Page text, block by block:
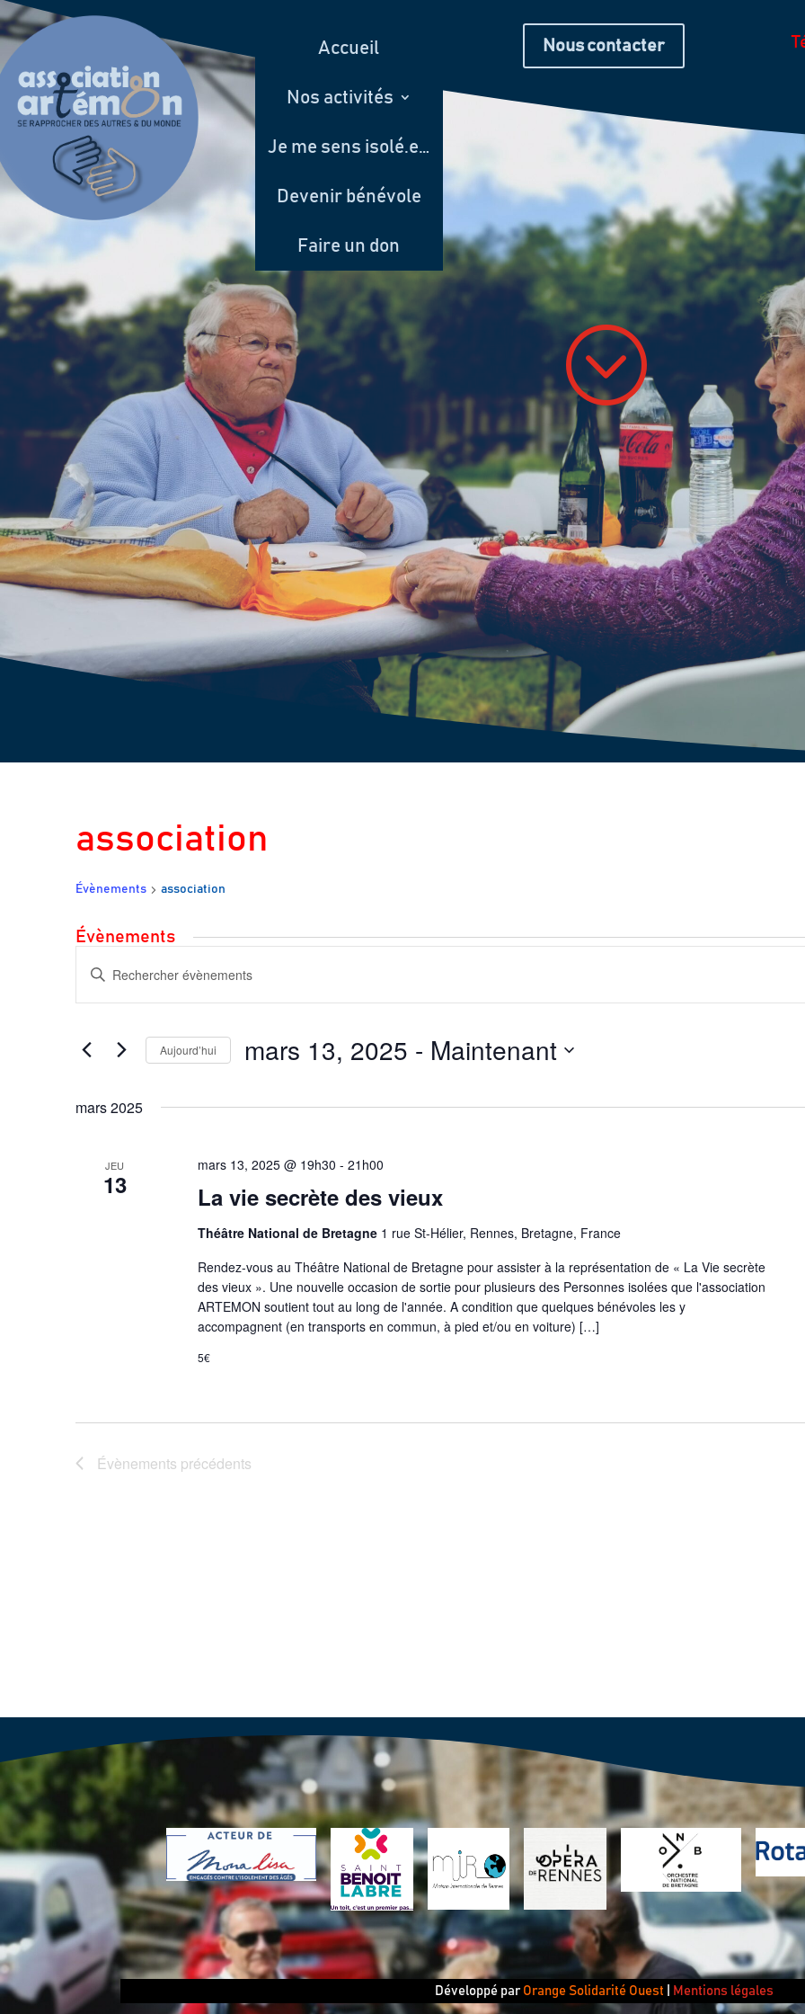
Accueil
Nos activités
Je me sens isolé.e…
Devenir bénévole
Faire un don
Nous contacter
;
association
Évènements association
Évènements
et
de
Évènements
Saisir
Rechercher
Évènements
mot-
Aujourd’hui mars 13, 2025 - Maintenant
mars 2025
JEU
13 La vie secrète des vieux
mars 13, 2025 @ 19h30 - 21h00
Théâtre National de Bretagne 1 rue St-Hélier, Rennes, Bretagne, France
Rendez-vous au Théâtre National de Bretagne pour assister à la représentation de « La Vie secrète
des vieux ». Une nouvelle occasion de sortie pour plusieurs des Personnes isolées que l'association
ARTEMON soutient tout au long de l'année. A condition que quelques bénévoles les y
accompagnent (en transports en commun, à pied et/ou en voiture) […]
5€
Évènements précédents
Développé par Orange Solidarité Ouest Mentions légales